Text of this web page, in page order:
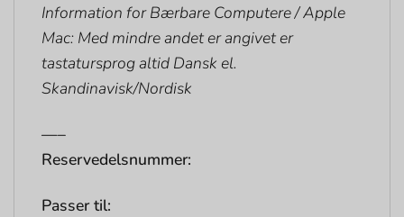
Information for Bærbare Computere / Apple
Mac: Med mindre andet er angivet er
tastatursprog altid Dansk el.
Skandinavisk/Nordisk
—–
Reservedelsnummer:
Passer til: